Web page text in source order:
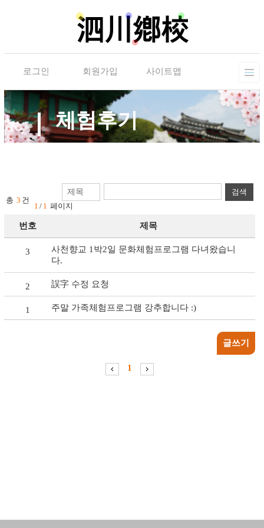
로그인 회원가입 사이트맵
체험후기
검색
총 3 건
1 / 1 페이지
제목
번호
사천향교 1박2일 문화체험프로그램 다녀왔습니
다.
3
誤字 수정 요청
2
주말 가족체험프로그램 강추합니다 :)
1
글쓰기
1